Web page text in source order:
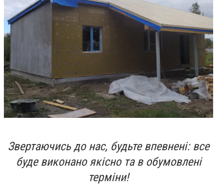
Звертаючись до нас, будьте впевнені: все
буде виконано якісно та в обумовлені
терміни!